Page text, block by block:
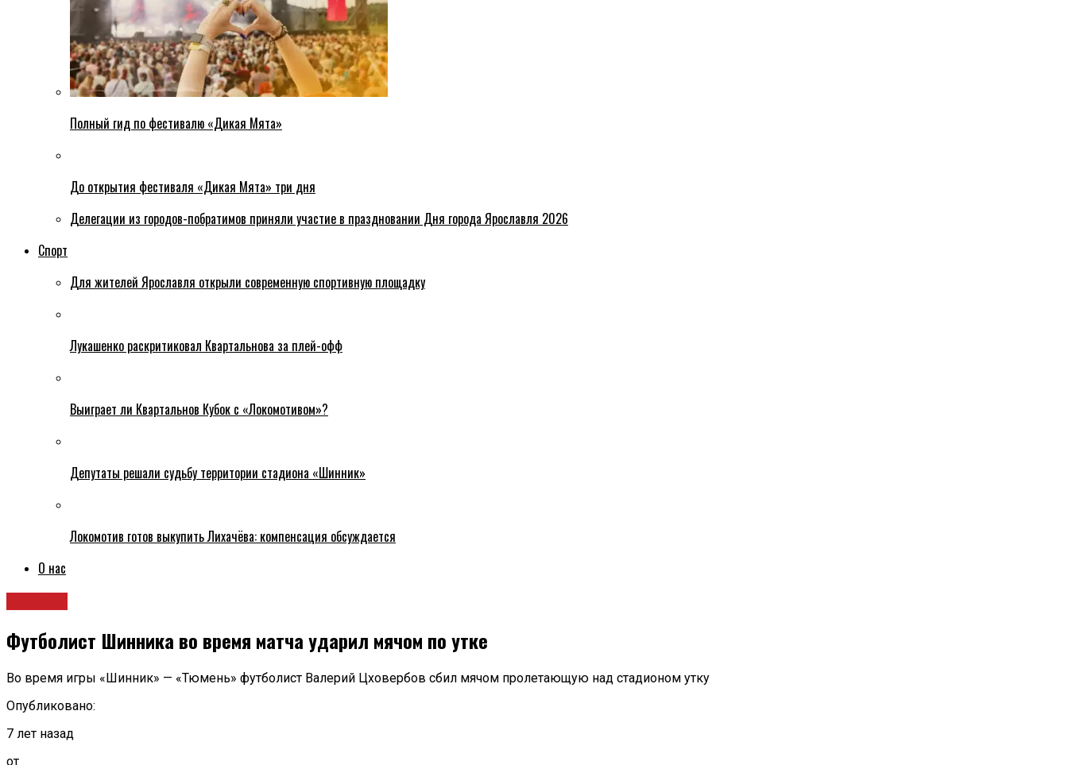
Полный гид по фестивалю «Дикая Мята»
До открытия фестиваля «Дикая Мята» три дня
Делегации из городов-побратимов приняли участие в праздновании Дня города Ярославля 2026
Спорт
Для жителей Ярославля открыли современную спортивную площадку
Лукашенко раскритиковал Квартальнова за плей-офф
Выиграет ли Квартальнов Кубок с «Локомотивом»?
Депутаты решали судьбу территории стадиона «Шинник»
Локомотив готов выкупить Лихачёва: компенсация обсуждается
О нас
Футболист Шинника во время матча ударил мячом по утке
Во время игры «Шинник» — «Тюмень» футболист Валерий Цховербов сбил мячом пролетающую над стадионом утку
Опубликовано:
7 лет назад
от